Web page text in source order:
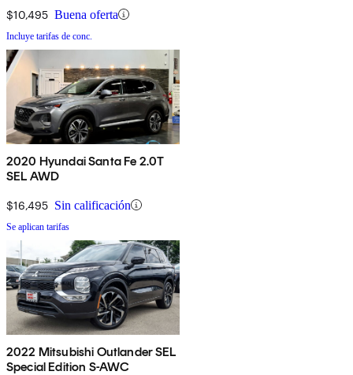
$10,495 Buena oferta
Incluye tarifas de conc.
2020 Hyundai Santa Fe 2.0T
SEL AWD
$16,495 Sin calificación
Se aplican tarifas
2022 Mitsubishi Outlander SEL
Special Edition S-AWC